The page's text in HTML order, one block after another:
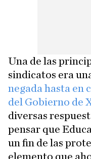
Una de las
sindicatos era
negada hasta en
del Gobierno de
diversas
pensar que
un fin de las
elemento que